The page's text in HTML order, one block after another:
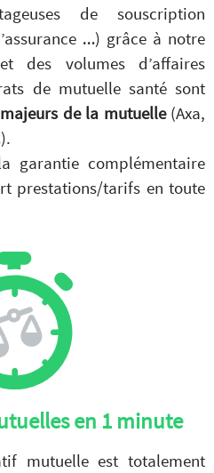
de souscription
…) grâce à notre
des volumes d’affaires
de mutuelle santé sont
de la mutuelle(Axa,
garantie complémentaire
prestations/tarifs en toute
en 1 minute
mutuelle est totalement